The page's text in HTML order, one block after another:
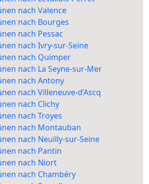
nach Valence
nach Bourges
nach Pessac
nach Ivry-sur-Seine
nach Quimper
nach La Seyne-sur-Mer
nach Antony
nach Villeneuve-d’Ascq
nach Clichy
nach Troyes
nach Montauban
nach Neuilly-sur-Seine
nach Pantin
nach Niort
nach Chambéry